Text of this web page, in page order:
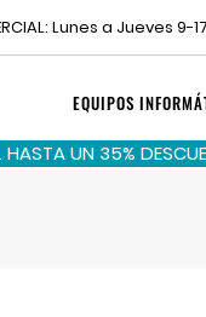
Lunes a Jueves 9-
EQUIPOS
UN 35%